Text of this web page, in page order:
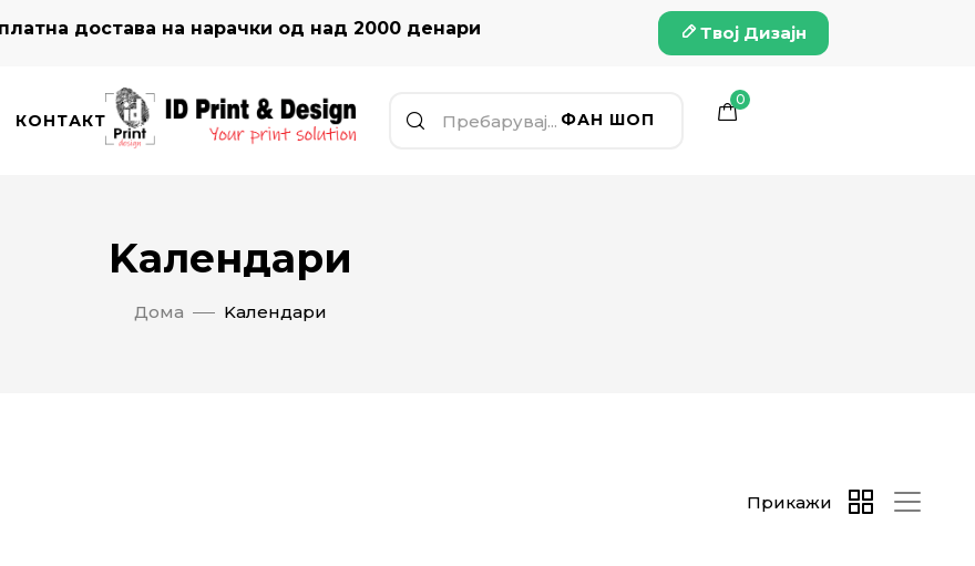
достава на нарачки од над 2000 денари Твој Дизајн
КОНТАКТ ФАН ШОП
0
Kалендари
Дома Kалендари
Прикажи